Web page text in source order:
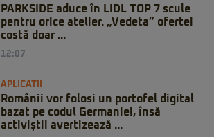
PARKSIDE aduce în LIDL TOP 7 scule
pentru orice atelier. „Vedeta” ofertei
costă doar ...
12:07
APLICATII
Românii vor folosi un portofel digital
bazat pe codul Germaniei, însă
activiștii avertizează ...